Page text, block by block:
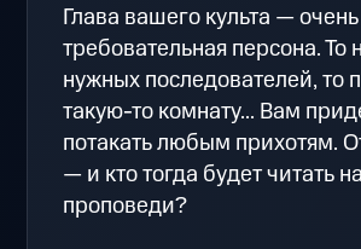
Глава вашего культа — очень
требовательная персона. То
нужных последователей, то
такую-то комнату... Вам
потакать любым прихотям.
— и кто тогда будет читать
проповеди?